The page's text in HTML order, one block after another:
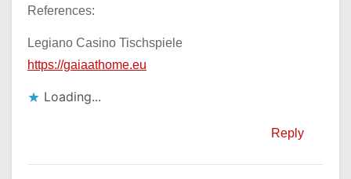
References:
Legiano Casino Tischspiele
https://gaiaathome.eu
Loading...
Reply